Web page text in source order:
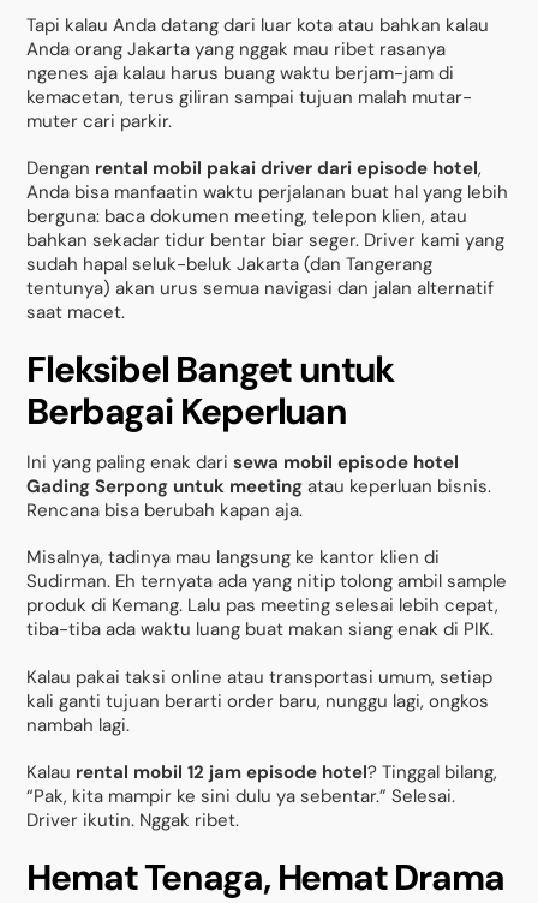
Tapi kalau Anda datang dari luar kota atau bahkan kalau
Anda orang Jakarta yang nggak mau ribet rasanya
ngenes aja kalau harus buang waktu berjam-jam di
kemacetan, terus giliran sampai tujuan malah mutar-
muter cari parkir.
Dengan rental mobil pakai driver dari episode hotel,
Anda bisa manfaatin waktu perjalanan buat hal yang lebih
berguna: baca dokumen meeting, telepon klien, atau
bahkan sekadar tidur bentar biar seger. Driver kami yang
sudah hapal seluk-beluk Jakarta (dan Tangerang
tentunya) akan urus semua navigasi dan jalan alternatif
saat macet.
Fleksibel Banget untuk
Berbagai Keperluan
Ini yang paling enak darisewa mobil episode hotel
Gading Serpong untuk meeting atau keperluan bisnis.
Rencana bisa berubah kapan aja.
Misalnya, tadinya mau langsung ke kantor klien di
Sudirman. Eh ternyata ada yang nitip tolong ambil sample
produk di Kemang. Lalu pas meeting selesai lebih cepat,
tiba-tiba ada waktu luang buat makan siang enak di PIK.
Kalau pakai taksi online atau transportasi umum, setiap
kali ganti tujuan berarti order baru, nunggu lagi, ongkos
nambah lagi.
Kalau rental mobil 12 jam episode hotel? Tinggal bilang,
“Pak, kita mampir ke sini dulu ya sebentar.” Selesai.
Driver ikutin. Nggak ribet.
Hemat Tenaga, Hemat Drama